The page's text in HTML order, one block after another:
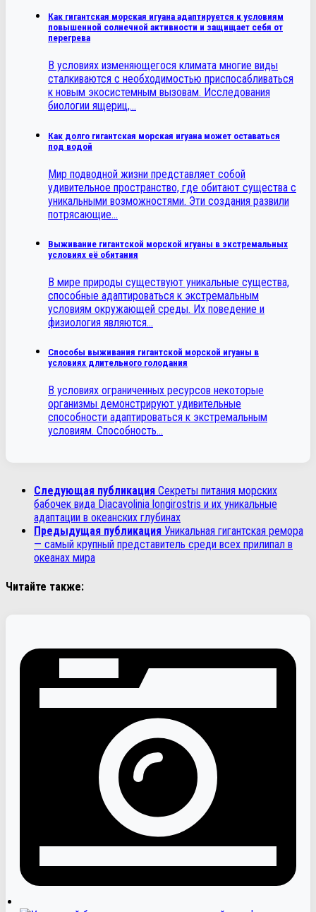
Как гигантская морская игуана адаптируется к условиям
повышенной солнечной активности и защищает себя от
перегрева
В условиях изменяющегося климата многие виды
сталкиваются с необходимостью приспосабливаться
к новым экосистемным вызовам. Исследования
биологии ящериц,…
Как долго гигантская морская игуана может оставаться
под водой
Мир подводной жизни представляет собой
удивительное пространство, где обитают существа с
уникальными возможностями. Эти создания развили
потрясающие…
Выживание гигантской морской игуаны в экстремальных
условиях её обитания
В мире природы существуют уникальные существа,
способные адаптироваться к экстремальным
условиям окружающей среды. Их поведение и
физиология являются…
Способы выживания гигантской морской игуаны в
условиях длительного голодания
В условиях ограниченных ресурсов некоторые
организмы демонстрируют удивительные
способности адаптироваться к экстремальным
условиям. Способность…
Следующая публикация Секреты питания морских
бабочек вида Diacavolinia longirostris и их уникальные
адаптации в океанских глубинах
Предыдущая публикация Уникальная гигантская ремора
— самый крупный представитель среди всех прилипал в
океанах мира
Читайте также: